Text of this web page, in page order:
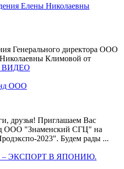
Генерального директора ООО
Климовой от
ВИДЕО
друзья! Приглашаем Вас
ООО "Знаменский СГЦ" на
2023". Будем рады ...